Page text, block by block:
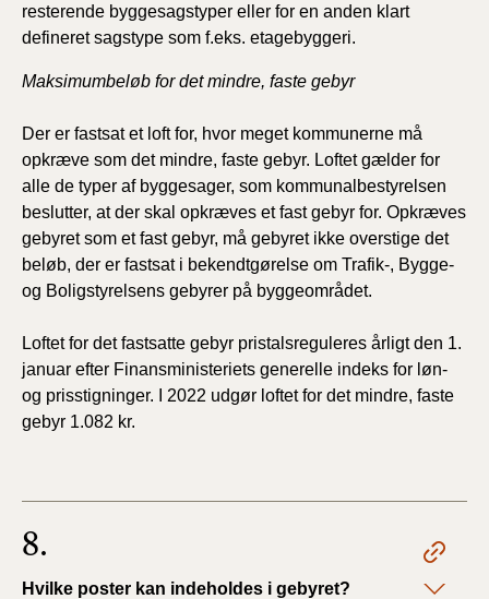
resterende byggesagstyper eller for en anden klart
defineret sagstype som f.eks. etagebyggeri.
Maksimumbeløb for det mindre, faste gebyr
Der er fastsat et loft for, hvor meget kommunerne må
opkræve som det mindre, faste gebyr. Loftet gælder for
alle de typer af byggesager, som kommunalbestyrelsen
beslutter, at der skal opkræves et fast gebyr for. Opkræves
gebyret som et fast gebyr, må gebyret ikke overstige det
beløb, der er fastsat i bekendtgørelse om Trafik-, Bygge-
og Boligstyrelsens gebyrer på byggeområdet.
Loftet for det fastsatte gebyr pristalsreguleres årligt den 1.
januar efter Finansministeriets generelle indeks for løn-
og prisstigninger. I 2022 udgør loftet for det mindre, faste
gebyr 1.082 kr.
8.
Hvilke poster kan indeholdes i gebyret?